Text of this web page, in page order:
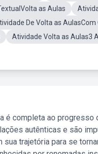
as Aulas
De Volta as AulasCom
Atividade Volta as Aulas3
é completa ao
autênticas e são
trajetória para se